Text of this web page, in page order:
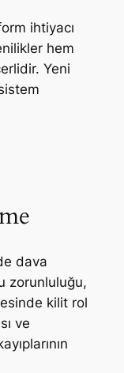
ihtiyacı
hem
Yeni
dava
zorunluluğu,
kilit rol
ve